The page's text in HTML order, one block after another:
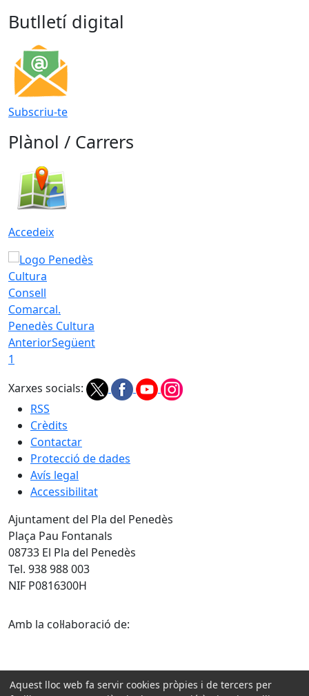
Butlletí digital
Subscriu-te
Plànol / Carrers
Accedeix
Consell
Comarcal.
Penedès Cultura
AnteriorSegüent
1
Xarxes socials:
RSS
Crèdits
Contactar
Protecció de dades
Avís legal
Accessibilitat
Ajuntament del Pla del Penedès
Plaça Pau Fontanals
08733 El Pla del Penedès
Tel. 938 988 003
NIF P0816300H
Amb la col·laboració de:
Aquest lloc web fa servir cookies pròpies i de tercers per